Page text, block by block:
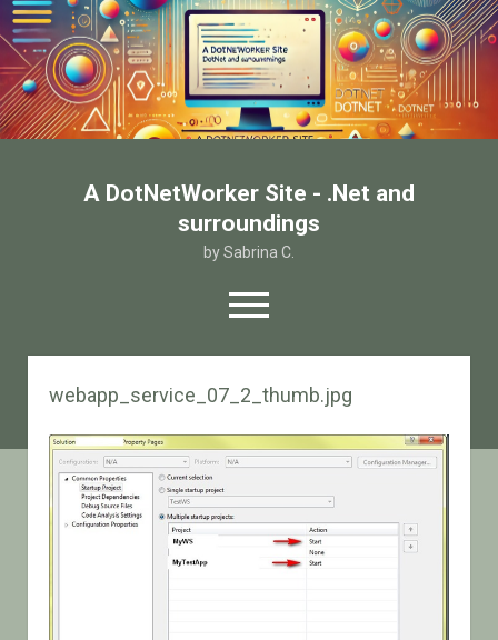
A DotNetWorker Site - .Net and
surroundings
by Sabrina C.
open
menu
twitterfacebook
email-form
Chi sono
Contatto
webapp_service_07_2_thumb.jpg